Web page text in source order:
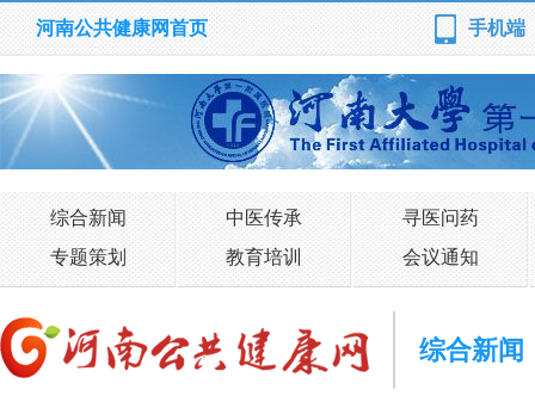
河南公共健康网首页 手机端
综合新闻 中医传承
寻医问药
专题策划
教育培训 会议通知
综合新闻